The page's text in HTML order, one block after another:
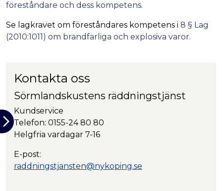
föreståndare och dess kompetens.
Se lagkravet om föreståndares kompetens i 8 § Lag
(2010:1011) om brandfarliga och explosiva varor.
Kontakta oss
Sörmlandskustens räddningstjänst
Kundservice
Telefon: 0155-24 80 80
Helgfria vardagar 7-16
E-post:
raddningstjansten@nykoping.se